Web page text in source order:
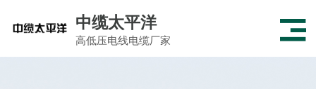
中缆太平洋
高低压电线电缆厂家